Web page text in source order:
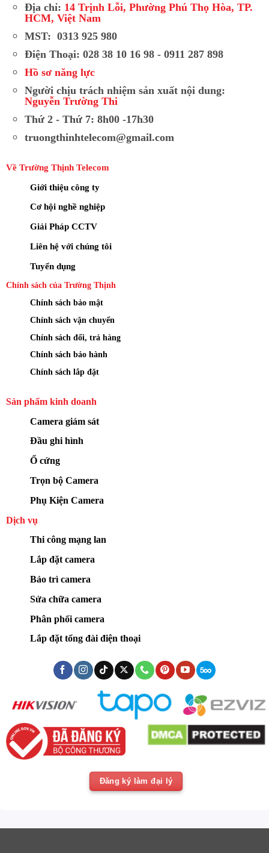
Địa chỉ: 14 Trịnh Lỗi, Phường Phú Thọ Hòa, TP.
HCM, Việt Nam
MST: 0313 925 980
Điện Thoại: 028 38 10 16 98 - 0911 287 898
Hồ sơ năng lực
Người chịu trách nhiệm sản xuất nội dung:
Nguyễn Trường Thi
Thứ 2 - Thứ 7: 8h00 -17h30
truongthinhtelecom@gmail.com
Về Trường Thịnh Telecom
Giới thiệu công ty
Cơ hội nghề nghiệp
Giải Pháp CCTV
Liên hệ với chúng tôi
Tuyển dụng
Chính sách của Trường Thịnh
Chính sách bảo mật
Chính sách vận chuyển
Chính sách đổi, trả hàng
Chính sách bảo hành
Chính sách lắp đặt
Sản phẩm kinh doanh
Camera giám sát
Đầu ghi hình
Ổ cứng
Trọn bộ Camera
Phụ Kiện Camera
Dịch vụ
Thi công mạng lan
Lắp đặt camera
Bảo trì camera
Sửa chữa camera
Phân phối camera
Lắp đặt tổng đài điện thoại
Đăng ký làm đại lý